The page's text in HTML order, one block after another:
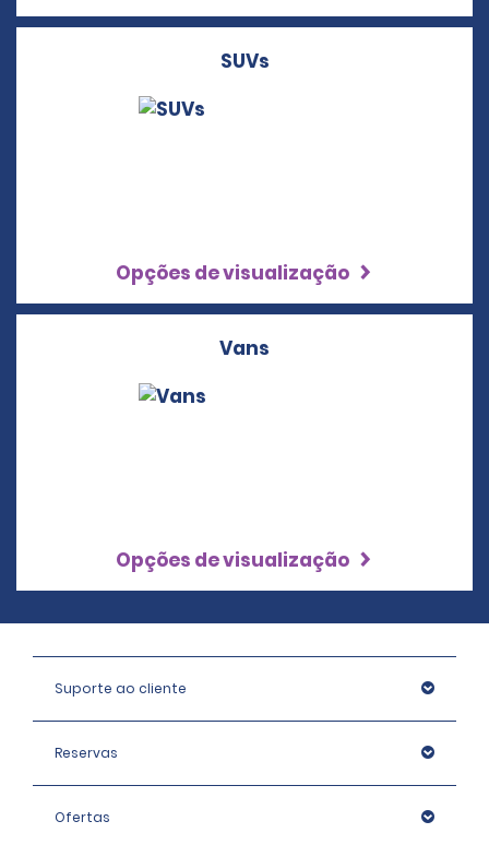
SUVs
Opções de visualização
Vans
Opções de visualização
Suporte ao cliente
Reservas
Ofertas